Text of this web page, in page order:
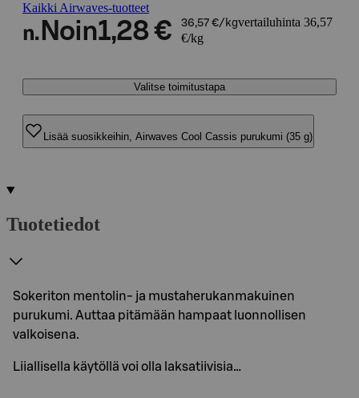
Kaikki Airwaves-tuotteet
n. Noin1,28 € 36,57 €/kgvertailuhinta 36,57
€/kg
Valitse toimitustapa
Lisää suosikkeihin, Airwaves Cool Cassis purukumi (35 g)
Tuotetiedot
Sokeriton mentolin- ja mustaherukanmakuinen
purukumi. Auttaa pitämään hampaat luonnollisen
valkoisena.
Liiallisella käytöllä voi olla laksatiivisia…